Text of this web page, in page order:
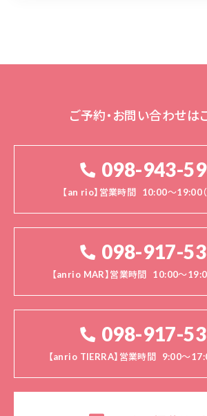
ご予約・お問い合わせは
098-943-
【an rio】営業時間 10:00～19:00（
098-917-
【anrio MAR】営業時間 10:00～
098-917-
【anrio TIERRA】営業時間 9:00～